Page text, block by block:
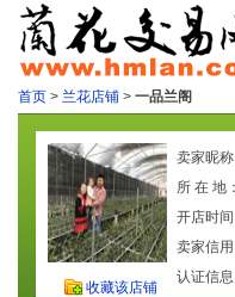
首页 > 兰花店铺 > 一品兰阁
收藏该店铺
卖家昵称
所 在 地
开店时
卖家信用
认证信息